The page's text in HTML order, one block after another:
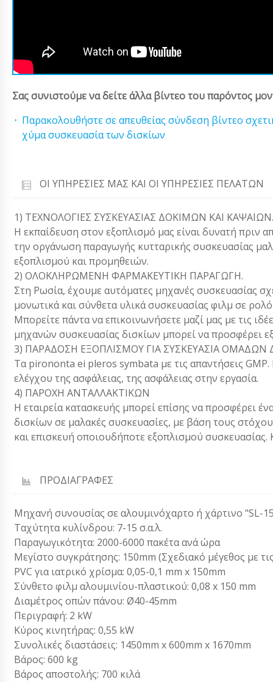
Σας συνιστούμε να δείτε άλλα βίντεο του παρόντος
Παρακολουθήστε σε απευθείας σύνδεση βίντεο
χύμα συσκευασία των δισκίων
ΟΙ ΥΠΗΡΕΣΊΕΣ ΜΑΣ ΚΑΙ ΟΙ ΥΠΗΡΕΣΊΕΣ ΠΕΛΑΤΏΝ
1) ΤΕΧΝΟΛΟΓΙΕΣ ΣΥΣΚΕΥΑΣΙΑΣ ΔΟΚΙΜΩΝ ΚΑΙ ΚΑΨΑΙΩΝ.
Η εκπαίδευση στον εξοπλισμό μας είναι δυνατή πριν
την οργάνωση παραγωγής κυτταρικής συσκευασίας
εξοπλισμού και προμηθειών.
2) ΟΛΟΚΛΗΡΩΜΕΝΗ ΦΑΡΜΑΚΕΥΤΙΚΗ ΠΑΡΑΓΩΓΗ.
Στη Ρωσία, έχουμε αυτόματες μηχανές συσκευασίας
μονωτικά και σύνθετα υλικά συσκευασίας φιλμ σε
Μπορείτε πάντα να επικοινωνήσετε μαζί μας με τις
μηχανών συσκευασίας δισκίων μπορεί να προσφέρει
3) ΠΑΡΑΔΟΣΗ ΕΞΟΠΛΙΣΜΟΥ ΓΙΑ ΣΥΣΚΕΥΑΣΙΑ ΟΜΑΔΩΝ
Τα pirononta ei pleros symbata με τις απαντήσεις
ελέγχου της ασφάλειας, της ασφάλειας στην εργασία.
4) ΠΑΡΟΧΗ ΑΝΤΑΛΛΑΚΤΙΚΩΝ
Η εταιρεία κατασκευής μπορεί επίσης να προσφέρει
δισκίων σε μαλακές συσκευασίες, με βάση τους
και επισκευή οποιουδήποτε εξοπλισμού
ΠΡΟΔΙΑΓΡΑΦΕΣ
Μηχανή συνουσίας σε αλουμινόχαρτο ή χάρτινο "SL-
Ταχύτητα κυλίνδρου: 7-15 σ.α.λ.
Παραγωγικότητα: 2000-6000 πακέτα ανά ώρα
Μεγίστο συγκράτησης: 150mm (Σχεδιακό μέγεθος με
PVC για ιατρικό χρίσμα: 0,05-0,1 mm x 150mm
Σύνθετο φιλμ αλουμινίου-πλαστικού: 0,08 x 150 mm
Διαμέτρος οπών πάνου: Ø40-45mm
Περιγραφή: 2 kW
Κύρος κινητήρας: 0,55 kW
Συνολικές διαστάσεις: 1450mm x 600mm x 1670mm
Βάρος: 600 kg
Βάρος αποστολής: 700 κιλά